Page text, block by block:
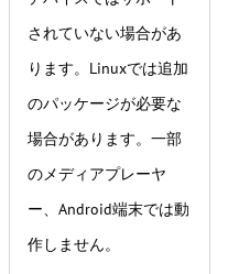
されていない場合があ
ります。Linuxでは追加
のパッケージが必要な
場合があります。一部
のメディアプレーヤ
ー、Android端末では動
作しません。